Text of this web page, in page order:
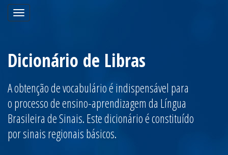
Toggle
navigation
Dicionário de Libras
A obtenção de vocabulário é indispensável para
o processo de ensino-aprendizagem da Língua
Brasileira de Sinais. Este dicionário é constituído
por sinais regionais básicos.